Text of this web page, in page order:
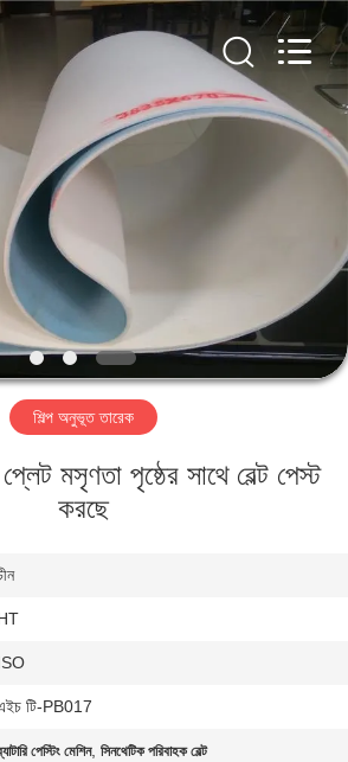
শিল্প অনুভূত তারেক
মসৃণতা পৃষ্ঠের সাথে বেল্ট পেস্ট
করছে
টি-PB017
পেস্টিং মেশিন,সিনথেটিক পরিবাহক বেল্ট